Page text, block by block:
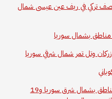
تركي في ريف عين عيسى شمال
وتل تمر شمال شرقي سوريا
تركيا تواصل قصفها على مناطق بشمال شرق سوريا و19